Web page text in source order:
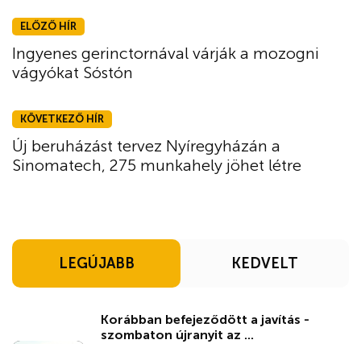
ELŐZŐ HÍR
Ingyenes gerinctornával várják a mozogni
vágyókat Sóstón
KÖVETKEZŐ HÍR
Új beruházást tervez Nyíregyházán a
Sinomatech, 275 munkahely jöhet létre
LEGÚJABB KEDVELT
Korábban befejeződött a javítás -
szombaton újranyit az ...